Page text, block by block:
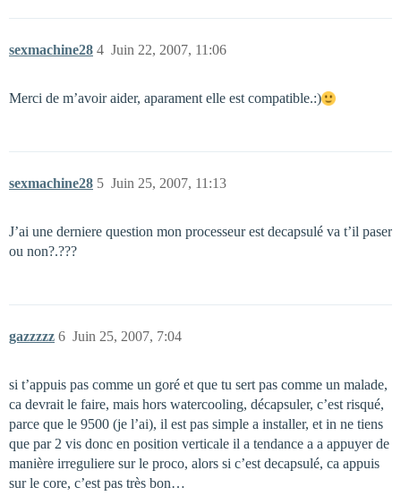
sexmachine28 Juin 22, 2007, 11:06
4
Merci de m’avoir aider, aparament elle est compatible.:)
sexmachine28 Juin 25, 2007, 11:13
5
J’ai une derniere question mon processeur est decapsulé va t’il paser
ou non?.???
gazzzzz Juin 25, 2007, 7:04
6
si t’appuis pas comme un goré et que tu sert pas comme un malade,
ca devrait le faire, mais hors watercooling, décapsuler, c’est risqué,
parce que le 9500 (je l’ai), il est pas simple a installer, et in ne tiens
que par 2 vis donc en position verticale il a tendance a a appuyer de
manière irreguliere sur le proco, alors si c’est decapsulé, ca appuis
sur le core, c’est pas très bon…